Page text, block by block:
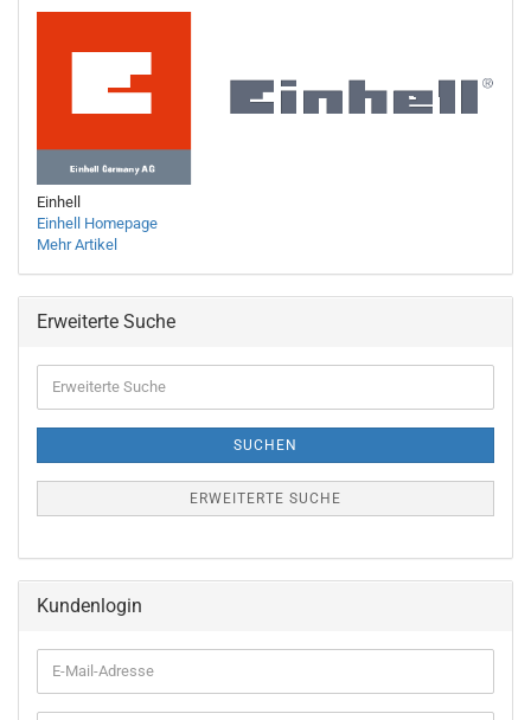
Einhell
Einhell Homepage
Mehr Artikel
Erweiterte Suche
Suche
SUCHEN
ERWEITERTE SUCHE
Kundenlogin
E-
Mail-
Adresse